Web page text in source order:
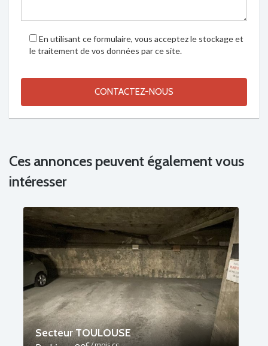
En utilisant ce formulaire, vous acceptez le stockage et
le traitement de vos données par ce site.
Ces annonces peuvent également vous
intéresser
Secteur TOULOUSE